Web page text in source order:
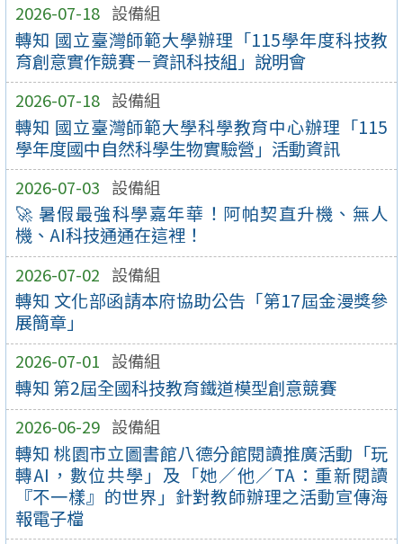
2026-07-18 設備組
轉知 國立臺灣師範大學辦理「115學年度科技教
育創意實作競賽－資訊科技組」說明會
2026-07-18 設備組
轉知 國立臺灣師範大學科學教育中心辦理「115
學年度國中自然科學生物實驗營」活動資訊
2026-07-03 設備組
🚀 暑假最強科學嘉年華！阿帕契直升機、無人
機、AI科技通通在這裡！
2026-07-02 設備組
轉知 文化部函請本府協助公告「第17屆金漫獎參
展簡章」
2026-07-01 設備組
轉知 第2屆全國科技教育鐵道模型創意競賽
2026-06-29 設備組
轉知 桃園市立圖書館八德分館閱讀推廣活動「玩
轉AI，數位共學」及「她／他／TA：重新閱讀
『不一樣』的世界」針對教師辦理之活動宣傳海
報電子檔